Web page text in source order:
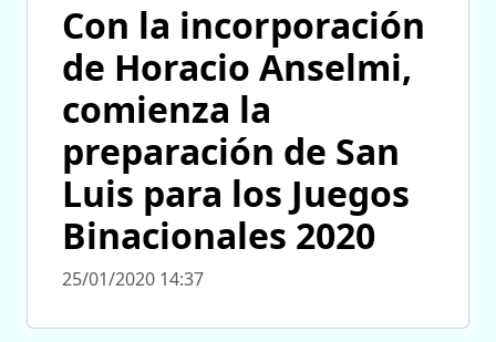
Con la incorporación
de Horacio Anselmi,
comienza la
preparación de San
Luis para los Juegos
Binacionales 2020
25/01/2020 14:37